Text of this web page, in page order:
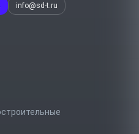
info@sd-t.ru